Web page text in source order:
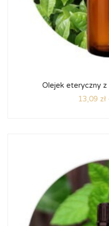
Olejek eteryczny z
13,09 zł